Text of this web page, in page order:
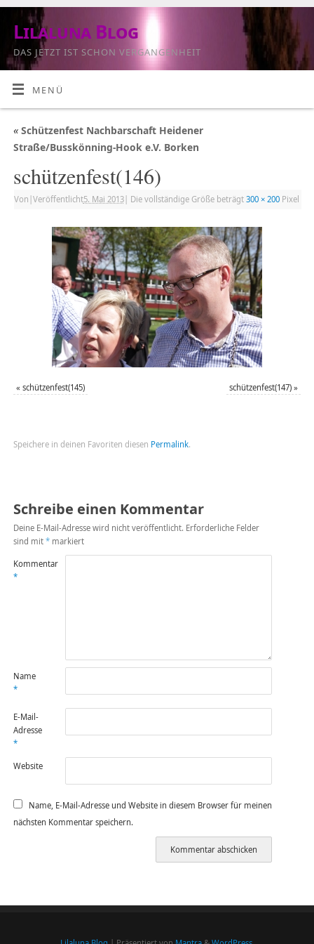
Lilaluna Blog
DAS JETZT IST SCHON VERGANGENHEIT
MENÜ
«Schützenfest Nachbarschaft Heidener
Straße/Busskönning-Hook e.V. Borken
schützenfest(146)
Von Veröffentlicht5. Mai 2013| Die vollständige Größe beträgt 300 × 200Pixel
« schützenfest(145) schützenfest(147) »
Speichere in deinen Favoriten diesen Permalink.
Schreibe einen Kommentar
Deine E-Mail-Adresse wird nicht veröffentlicht. Erforderliche Felder
sind mit *markiert
Kommentar
*
Name
*
E-Mail-
Adresse
*
Website
Name, E-Mail-Adresse und Website in diesem Browser für meinen
nächsten Kommentar speichern.